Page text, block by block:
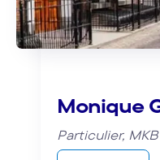
Monique
Particulier,